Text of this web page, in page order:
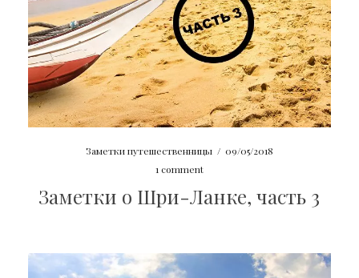
Заметки путешественницы / 09/05/2018
1 comment
Заметки о Шри-Ланке, часть 3